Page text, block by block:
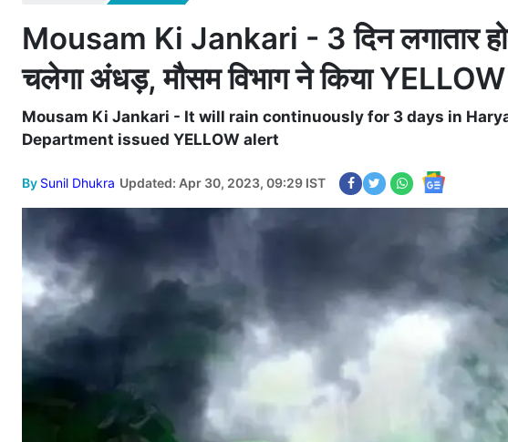
Mousam Ki Jankari - 3 दिन लगातार
चलेगा अंधड़, मौसम विभाग ने किया YELLOW
Mousam Ki Jankari - It will rain continuously for 3 days in
Department issued YELLOW alert
By Sunil Dhukra Updated: Apr 30, 2023, 09:29 IST